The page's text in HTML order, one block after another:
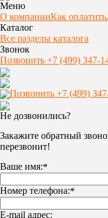
Меню
О компанииКак оплатить
Каталог
Все разделы каталога
Звонок
Позвонить +7 (499) 347-
Позвонить +7 (499)
Не дозвонились?
Закажите обратный
перезвонит!
Ваше имя:*
Номер телефона:*
E-mail адрес: